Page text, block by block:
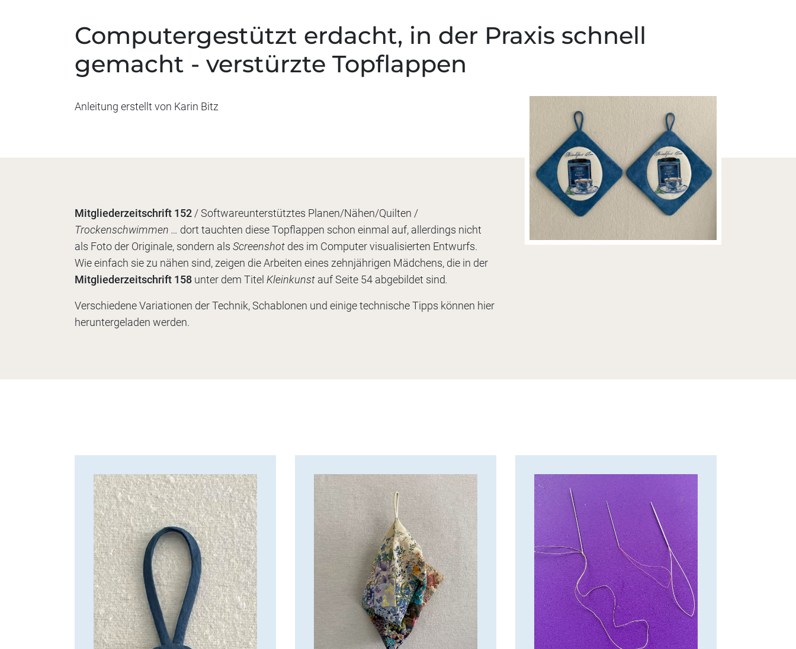
Computergestützt erdacht, in der Praxis schnell
gemacht - verstürzte Topflappen
Anleitung erstellt von Karin Bitz
Mitgliederzeitschrift 152 / Softwareunterstütztes Planen/Nähen/Quilten /
Trockenschwimmen … dort tauchten diese Topflappen schon einmal auf, allerdings nicht
als Foto der Originale, sondern als Screenshot des im Computer visualisierten Entwurfs.
Wie einfach sie zu nähen sind, zeigen die Arbeiten eines zehnjährigen Mädchens, die in der
Mitgliederzeitschrift 158 unter dem Titel Kleinkunst auf Seite 54 abgebildet sind.
Verschiedene Variationen der Technik, Schablonen und einige technische Tipps können hier
heruntergeladen werden.